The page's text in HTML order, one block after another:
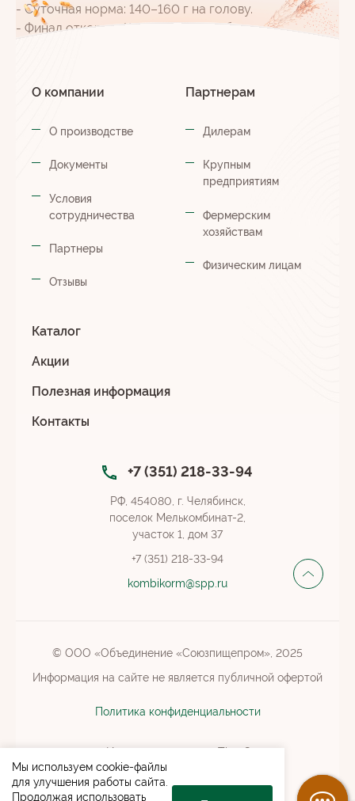
- Суточная норма: 140–160 г на голову.
- Финал откорма: Корм вволю до убоя.
О компании
О производстве
Документы
Условия
сотрудничества
Партнеры
Отзывы
Партнерам
Дилерам
Крупным
предприятиям
Фермерским
хозяйствам
Физическим лицам
Каталог
Акции
Полезная информация
Контакты
+7 (351) 218-33-94
РФ, 454080, г. Челябинск,
поселок Мелькомбинат-2,
участок 1, дом 37
+7 (351) 218-33-94
kombikorm@spp.ru
© ООО «Объединение «Союзпищепром», 2025
Информация на сайте не является публичной офертой
Политика конфиденциальности
Интернет-агентство Tian Group:
созданиеи
Мы используем cookie-файлы
для улучшения работы сайта.
Продолжая использовать